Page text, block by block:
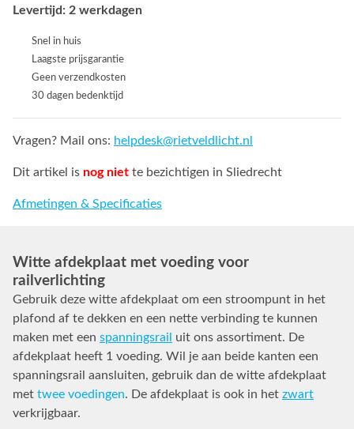
Levertijd: 2 werkdagen
Snel in huis
Laagste prijsgarantie
Geen verzendkosten
30 dagen bedenktijd
Vragen? Mail ons: helpdesk@rietveldlicht.nl
Dit artikel is nog niet te bezichtigen in Sliedrecht
Afmetingen & Specificaties
Witte afdekplaat met voeding voor
railverlichting
Gebruik deze witte afdekplaat om een stroompunt in het
plafond af te dekken en een nette verbinding te kunnen
maken met een spanningsrail
uit ons assortiment. De
afdekplaat heeft 1 voeding. Wil je aan beide kanten een
spanningsrail aansluiten, gebruik dan de witte afdekplaat
met twee voedingen. De afdekplaat is ook in het zwart
verkrijgbaar.